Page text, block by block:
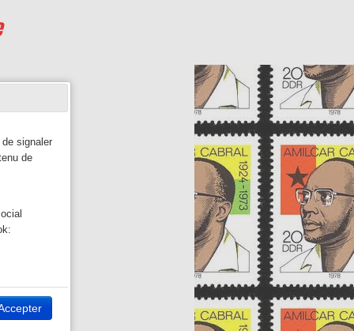
signaler
de
Web.